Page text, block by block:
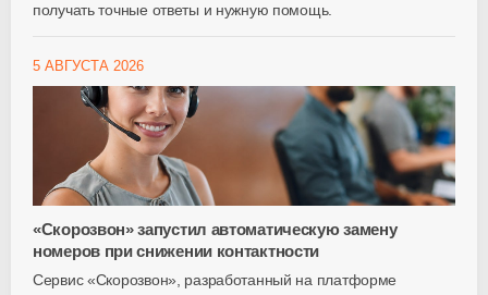
получать точные ответы и нужную помощь.
5 АВГУСТА 2026
«Скорозвон» запустил автоматическую замену
номеров при снижении контактности
Сервис «Скорозвон», разработанный на платформе